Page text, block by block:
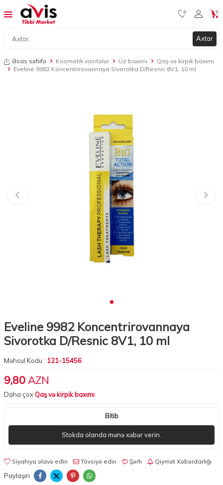
Axtar
0 0
Əsas səhifə Kosmetik vasitələr Üz baxımı
Qaş və kirpik baxımı
Eveline 9982 Koncentrirovannaya Sivorotka D/Resnic 8V1, 10 ml
Eveline 9982 Koncentrirovannaya
Sivorotka D/Resnic 8V1, 10 ml
Məhsul Kodu : 121-15456
9,80 AZN
Daha çoxQaş və kirpik baxımı
Bitib
Stokda olanda mənə xəbər verin.
Siyahıya əlavə edin Tövsiyə edin Şərh Qiymət Xəbərdarlığı
Paylaşın